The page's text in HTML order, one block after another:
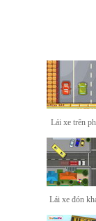
Lái xe trên
Lái xe đón